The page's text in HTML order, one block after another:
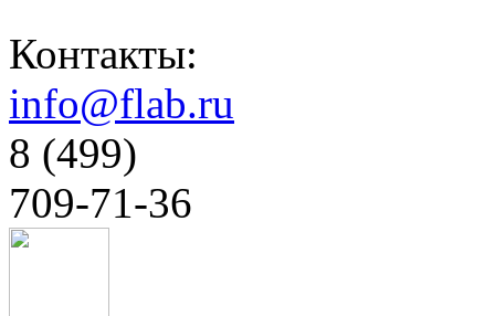
Контакты:
info@flab.ru
8 (499)
709-71-36